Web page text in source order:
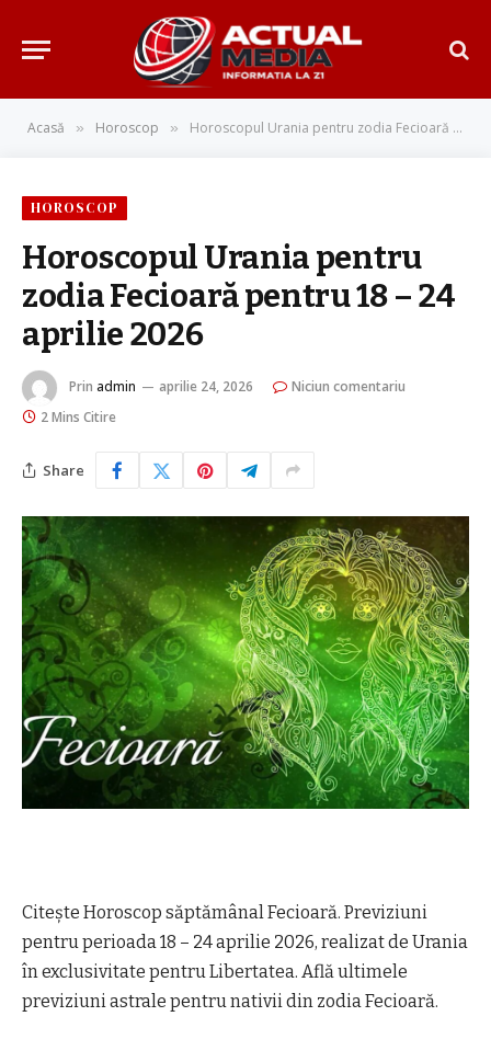
Acasă » Horoscop » Horoscopul Urania pentru zodia Fecioară pentru 18 – 24 aprilie 2026
HOROSCOP
Horoscopul Urania pentru
zodia Fecioară pentru 18 – 24
aprilie 2026
Prin admin aprilie 24, 2026
Niciun comentariu
2 Mins Citire
Share
Citește Horoscop săptămânal Fecioară. Previziuni
pentru perioada 18 – 24 aprilie 2026, realizat de Urania
în exclusivitate pentru Libertatea. Află ultimele
previziuni astrale pentru nativii din zodia Fecioară.